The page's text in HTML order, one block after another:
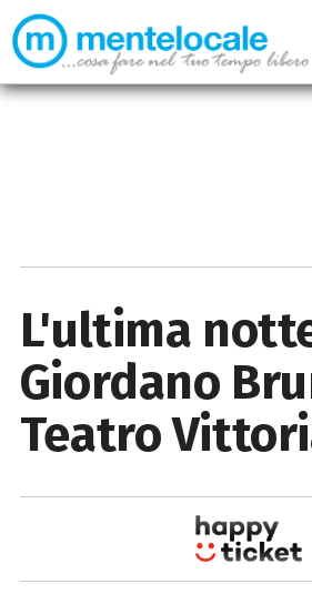
L'ultima
Giordano
Teatro